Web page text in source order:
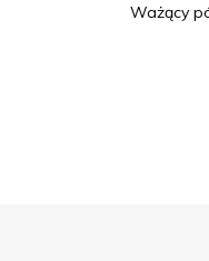
Ważący